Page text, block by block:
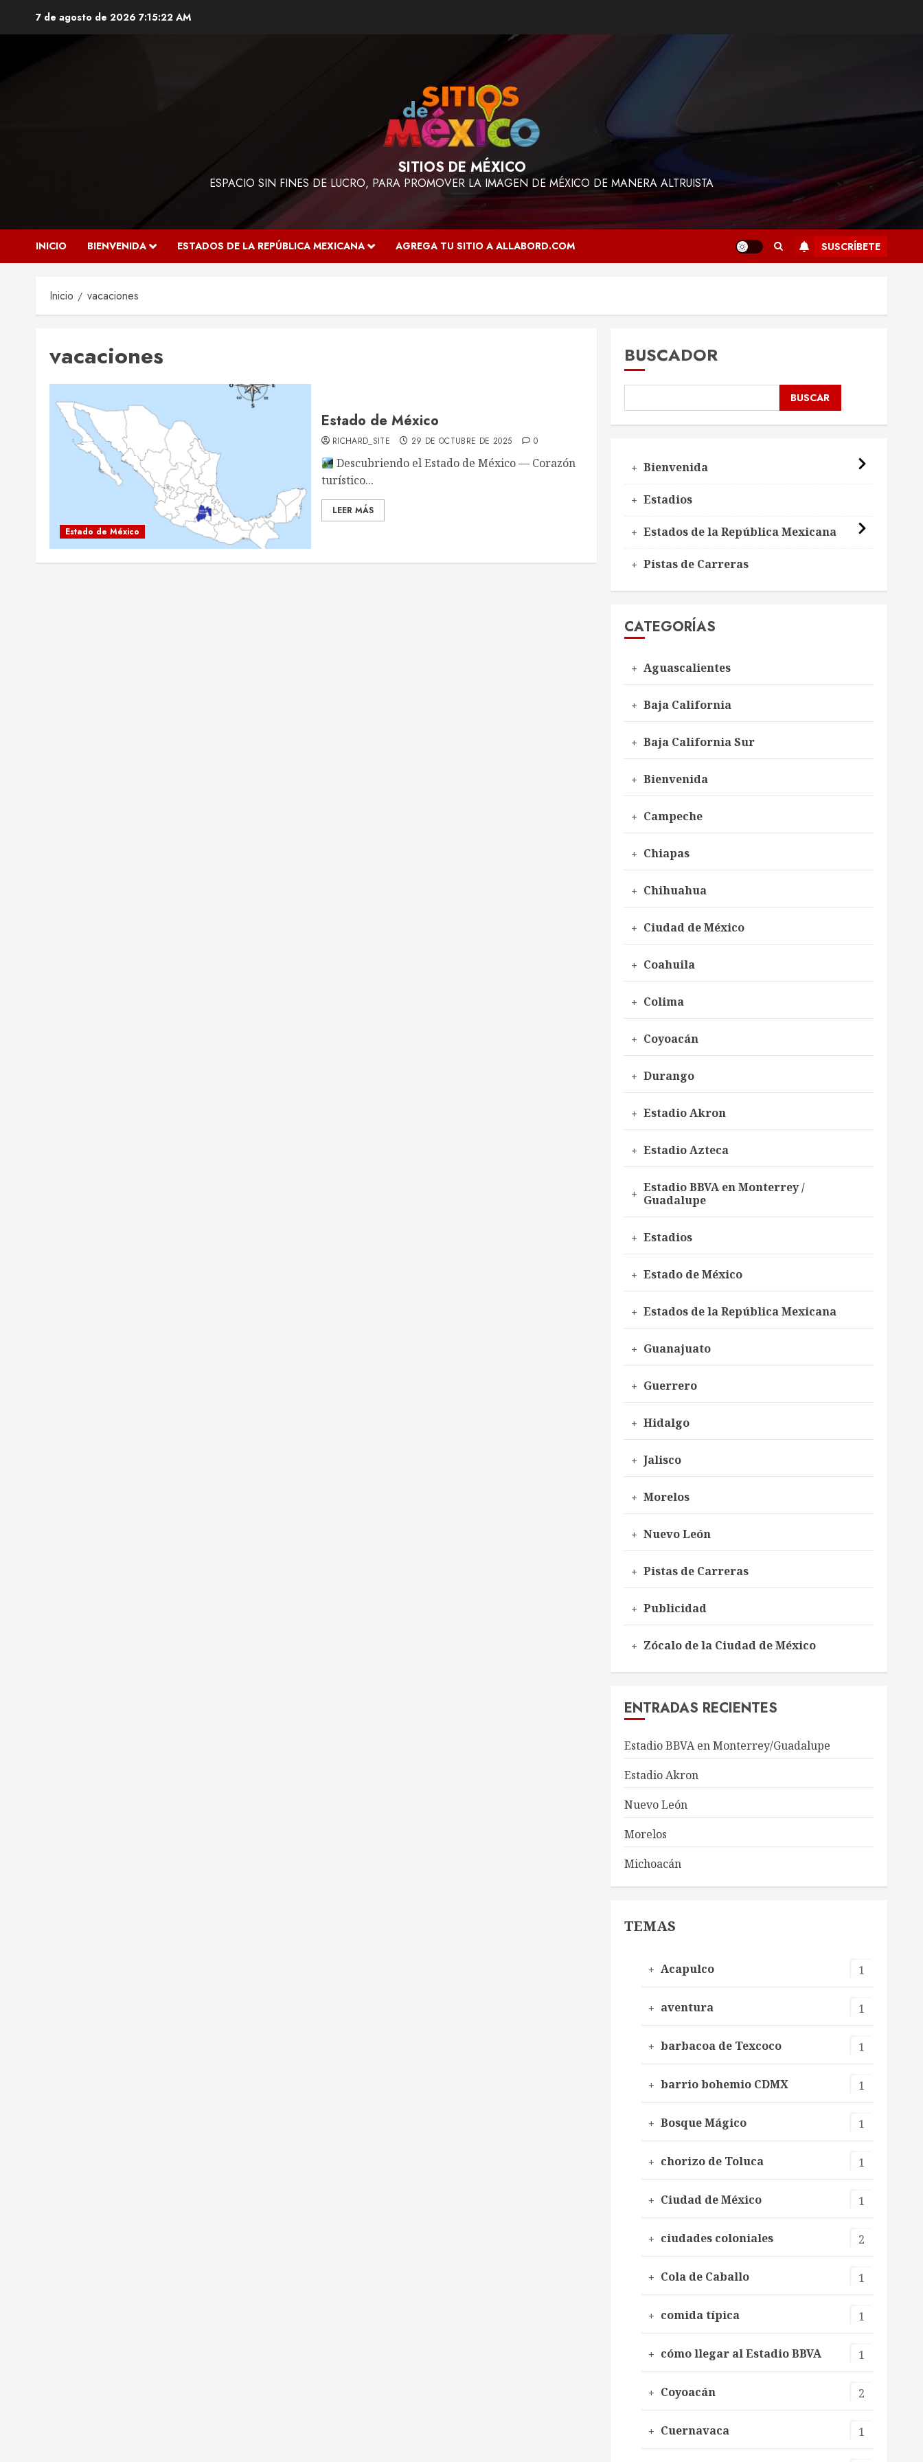
7 de agosto de 2026 7:15:23 AM
SITIOS DE MÉXICO
ESPACIO SIN FINES DE LUCRO, PARA PROMOVER LA IMAGEN DE MÉXICO DE MANERA ALTRUISTA
INICIO BIENVENIDA ESTADOS DE LA REPÚBLICA MEXICANA AGREGA TU SITIO A ALLABORD.COM SUSCRÍBETE
Inicio vacaciones
vacaciones
Estado de México
Estado de México
RICHARD_SITE 29 DE OCTUBRE DE 2025 0
Descubriendo el Estado de México — Corazón
turístico...
LEER MÁS
BUSCADOR
BUSCAR
Bienvenida
Estadios
Estados de la República Mexicana
Pistas de Carreras
CATEGORÍAS
Aguascalientes
Baja California
Baja California Sur
Bienvenida
Campeche
Chiapas
Chihuahua
Ciudad de México
Coahuila
Colima
Coyoacán
Durango
Estadio Akron
Estadio Azteca
Estadio BBVA en Monterrey /
Guadalupe
Estadios
Estado de México
Estados de la República Mexicana
Guanajuato
Guerrero
Hidalgo
Jalisco
Morelos
Nuevo León
Pistas de Carreras
Publicidad
Zócalo de la Ciudad de México
ENTRADAS RECIENTES
Estadio BBVA en Monterrey/Guadalupe
Estadio Akron
Nuevo León
Morelos
Michoacán
TEMAS
Acapulco 1
aventura 1
barbacoa de Texcoco 1
barrio bohemio CDMX 1
Bosque Mágico 1
chorizo de Toluca 1
Ciudad de México 1
ciudades coloniales 2
Cola de Caballo 1
comida típica 1
cómo llegar al Estadio BBVA 1
Coyoacán 2
Cuernavaca 1